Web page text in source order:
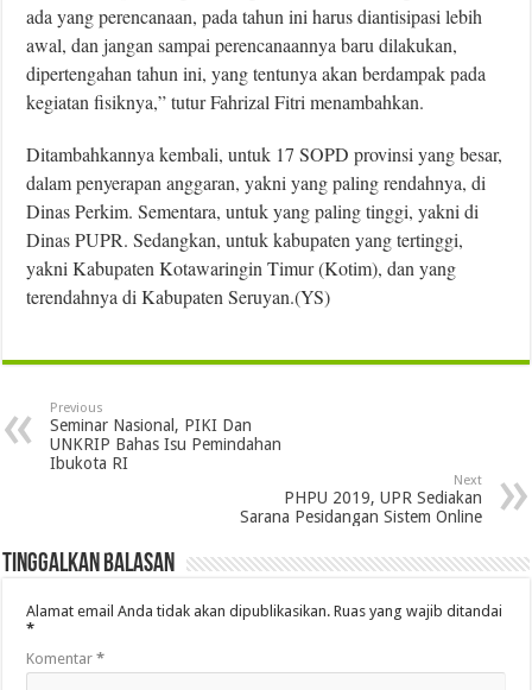
ada yang perencanaan, pada tahun ini harus diantisipasi lebih
awal, dan jangan sampai perencanaannya baru dilakukan,
dipertengahan tahun ini, yang tentunya akan berdampak pada
kegiatan fisiknya,” tutur Fahrizal Fitri menambahkan.
Ditambahkannya kembali, untuk 17 SOPD provinsi yang besar,
dalam penyerapan anggaran, yakni yang paling rendahnya, di
Dinas Perkim. Sementara, untuk yang paling tinggi, yakni di
Dinas PUPR. Sedangkan, untuk kabupaten yang tertinggi,
yakni Kabupaten Kotawaringin Timur (Kotim), dan yang
terendahnya di Kabupaten Seruyan.(YS)
Previous
Seminar Nasional, PIKI Dan
UNKRIP Bahas Isu Pemindahan
Ibukota RI
Next
PHPU 2019, UPR Sediakan
Sarana Pesidangan Sistem Online
Tinggalkan Balasan
Alamat email Anda tidak akan dipublikasikan. Ruas yang wajib ditandai
*
Komentar*